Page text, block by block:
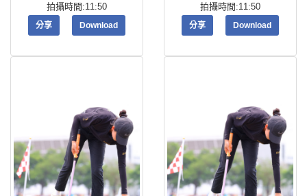
拍攝時間:11:50
分享 Download
拍攝時間:11:50
分享 Download